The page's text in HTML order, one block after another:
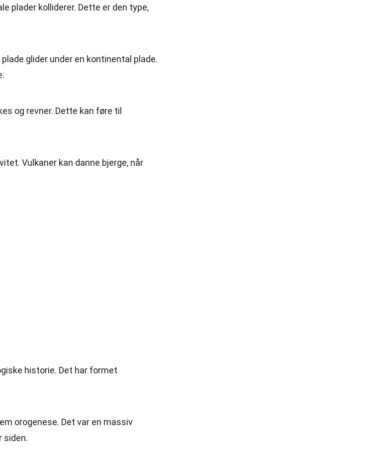
plader kolliderer. Dette er den type,
glider under en kontinental plade.
og revner. Dette kan føre til
Vulkaner kan danne bjerge, når
historie. Det har formet
orogenese. Det var en massiv
siden.